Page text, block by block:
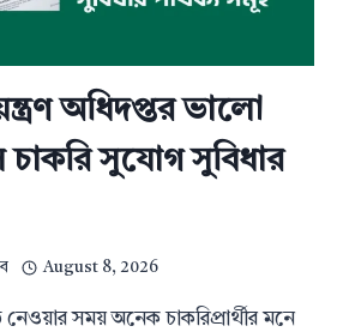
অধিদপ্তর ভালো
চাকরি সুযোগ সুবিধার
August 8, 2026
নেওয়ার সময় অনেক চাকরিপ্রার্থীর মনে